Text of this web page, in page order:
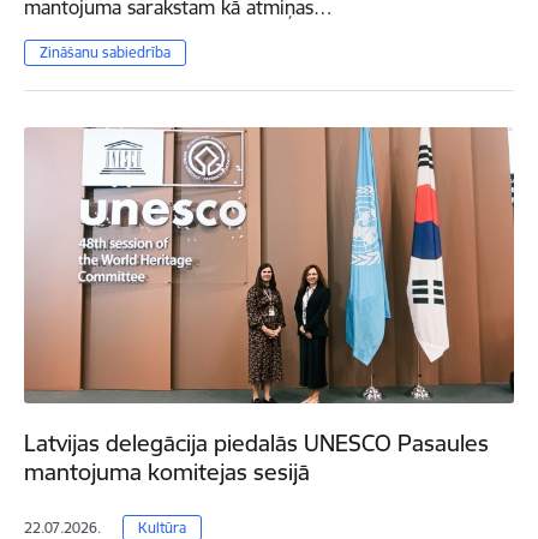
mantojuma sarakstam kā atmiņas…
Zināšanu sabiedrība
Latvijas delegācija piedalās UNESCO Pasaules
mantojuma komitejas sesijā
22.07.2026. Kultūra